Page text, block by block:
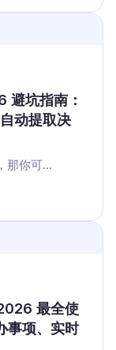
避坑指南：
动提取决
那你可...
最全使
事项、实时